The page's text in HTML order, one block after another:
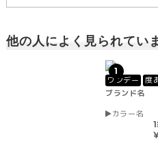
他の人によく見られてい
1
ワンデー
度
ブランド名
カラー名